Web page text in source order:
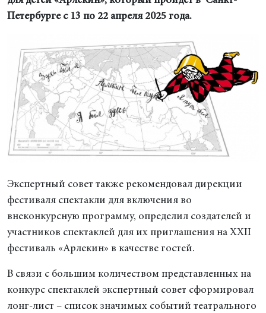
Петербурге с 13 по 22 апреля 2025 года.
Экспертный совет также рекомендовал дирекции
фестиваля спектакли для включения во
внеконкурсную программу, определил создателей и
участников спектаклей для их приглашения на ХХII
фестиваль «Арлекин» в качестве гостей.
В связи с большим количеством представленных на
конкурс спектаклей экспертный совет сформировал
лонг-лист – список значимых событий театрального